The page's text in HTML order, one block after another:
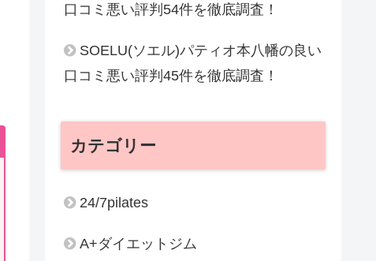
口コミ悪い評判54件を徹底調査！
SOELU(ソエル)パティオ本八幡の良い
口コミ悪い評判45件を徹底調査！
カテゴリー
24/7pilates
A+ダイエットジム